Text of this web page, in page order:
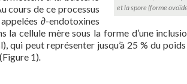
et la spore (forme
cours de ce processus
∂-endotoxines
la cellule mère sous la forme d’une
qui peut représenter jusqu’à 25 % du
1).